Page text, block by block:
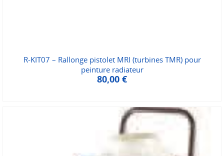
R-KIT07 – Rallonge pistolet MRI (turbines TMR) pour
peinture radiateur
80,00 €